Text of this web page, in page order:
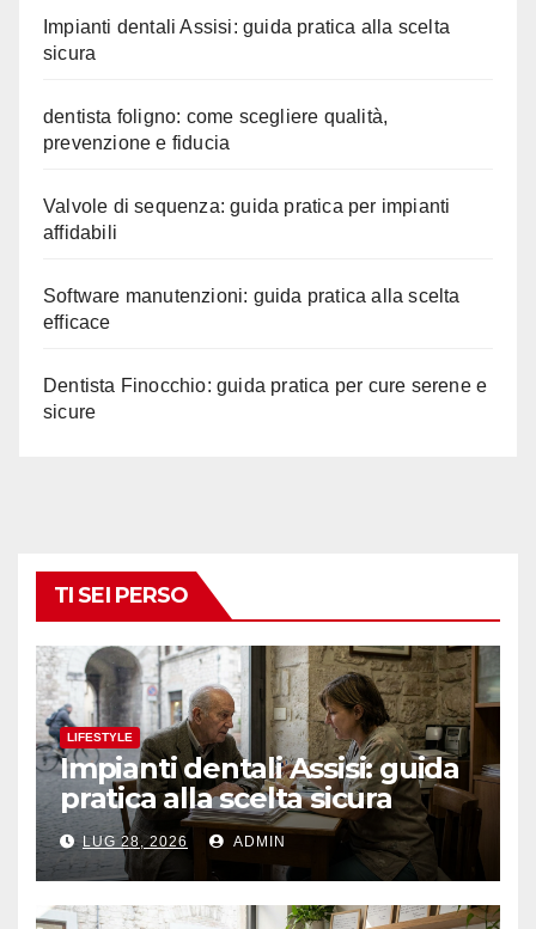
Impianti dentali Assisi: guida pratica alla scelta
sicura
dentista foligno: come scegliere qualità,
prevenzione e fiducia
Valvole di sequenza: guida pratica per impianti
affidabili
Software manutenzioni: guida pratica alla scelta
efficace
Dentista Finocchio: guida pratica per cure serene e
sicure
TI SEI PERSO
LIFESTYLE
Impianti dentali Assisi: guida
pratica alla scelta sicura
LUG 28, 2026 ADMIN